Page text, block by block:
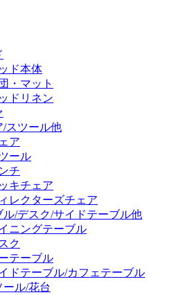
ド本体
・マット
ドリネン
スツール他
ア
ール
チ
キチェア
レクターズチェア
/デスク/サイドテーブル他
ニングテーブル
ク
テーブル
ドテーブル/カフェテーブル
ル/花台